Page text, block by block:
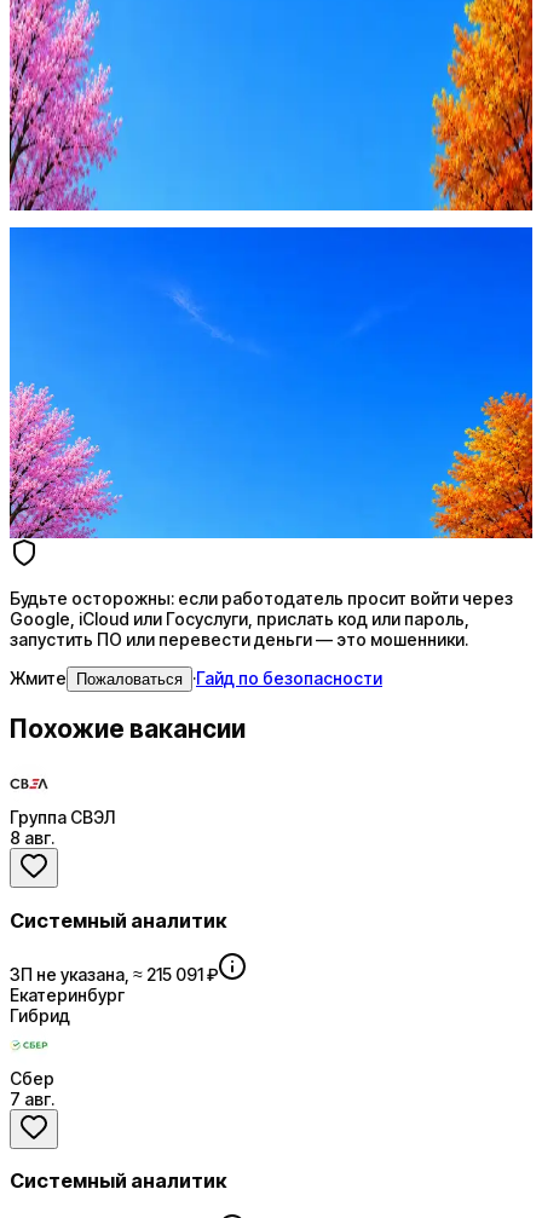
Будьте осторожны: если работодатель просит войти через
Google, iCloud или Госуслуги, прислать код или пароль,
запустить ПО или перевести деньги — это мошенники.
Жмите Пожаловаться
Стратегия поиска с AI: рынки, позиции, вилка, каналы
Будьте осторожны: если работодатель просит войти через
Google, iCloud или Госуслуги, прислать код или пароль,
запустить ПО или перевести деньги — это мошенники.
Жмите
Пожаловаться ·Гайд по безопасности
Похожие вакансии
Группа СВЭЛ
8 авг.
Системный аналитик
ЗП не указана, ≈ 215 091 ₽
Екатеринбург
Гибрид
Сбер
7 авг.
Системный аналитик